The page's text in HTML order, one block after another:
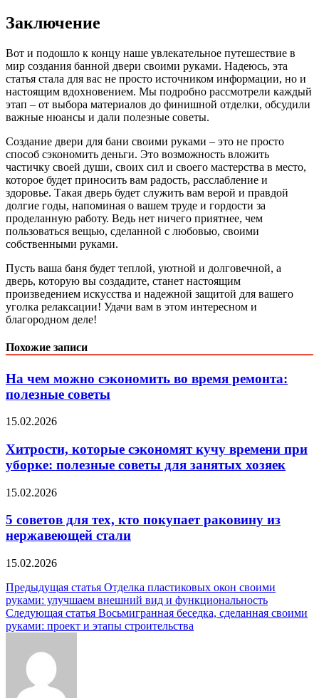
Заключение
Вот и подошло к концу наше увлекательное путешествие в
мир создания банной двери своими руками. Надеюсь, эта
статья стала для вас не просто источником информации, но и
настоящим вдохновением. Мы подробно рассмотрели каждый
этап – от выбора материалов до финишной отделки, обсудили
важные нюансы и дали полезные советы.
Создание двери для бани своими руками – это не просто
способ сэкономить деньги. Это возможность вложить
частичку своей души, своих сил и своего мастерства в место,
которое будет приносить вам радость, расслабление и
здоровье. Такая дверь будет служить вам верой и правдой
долгие годы, напоминая о вашем труде и гордости за
проделанную работу. Ведь нет ничего приятнее, чем
пользоваться вещью, сделанной с любовью, своими
собственными руками.
Пусть ваша баня будет теплой, уютной и долговечной, а
дверь, которую вы создадите, станет настоящим
произведением искусства и надежной защитой для вашего
уголка релаксации! Удачи вам в этом интересном и
благородном деле!
Похожие записи
На чем можно сэкономить во время ремонта:
полезные советы
15.02.2026
Хитрости, которые сэкономят кучу времени при
уборке: полезные советы для занятых хозяек
15.02.2026
5 советов для тех, кто покупает раковину из
нержавеющей стали
15.02.2026
Навигация
по
записям
Предыдущая статья Отделка пластиковых окон своими
руками: улучшаем внешний вид и функциональность
Следующая статья Восьмигранная беседка, сделанная своими
руками: проект и этапы строительства